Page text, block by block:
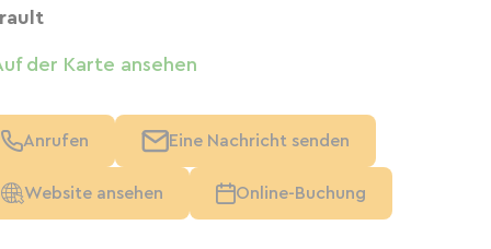
der Karte ansehen
Anrufen Eine Nachricht senden
Website ansehen Online-Buchung